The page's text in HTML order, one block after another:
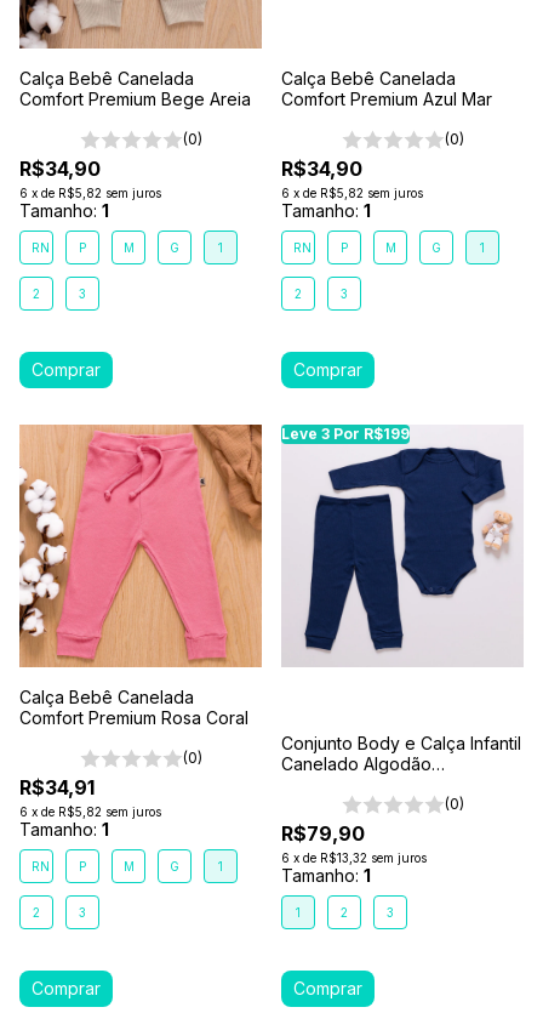
Calça Bebê Canelada
Comfort Premium Bege Areia
(0)
R$34,90
6 x de R$5,82 sem juros
Tamanho: 1
RN P M G 1
2 3
Calça Bebê Canelada
Comfort Premium Azul Mar
(0)
R$34,90
6 x de R$5,82 sem juros
Tamanho: 1
RN P M G 1
2 3
Calça Bebê Canelada
Comfort Premium Rosa Coral
(0)
R$34,91
6 x de R$5,82 sem juros
Tamanho: 1
RN P M G 1
2 3
Leve 3 Por R$199
Conjunto Body e Calça Infantil
Canelado Algodão
Marinho
(0)
R$79,90
6 x de R$13,32 sem juros
Tamanho: 1
1 2 3